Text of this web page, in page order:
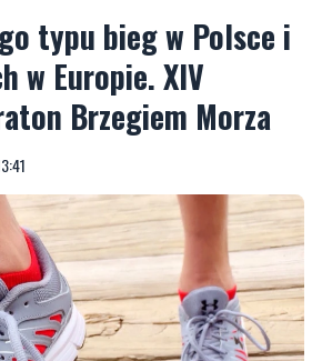
typu bieg w Polsce i
w Europie. XIV
Brzegiem Morza